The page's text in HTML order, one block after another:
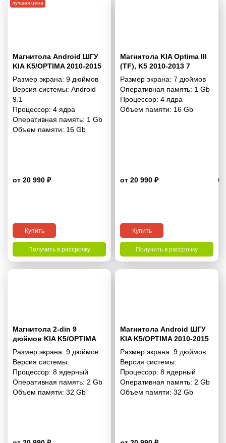
Магнитола Android ШГУ
KIA K5/OPTIMA 2010-2015
9 дюймов - 9.1 1/16 Гб
Simple
Размер экрана: 9 дюймов
Версия системы: Android
9.1
Процессор: 4 ядра
Оперативная память: 1 Gb
Объем памяти: 16 Gb
от 20 990 ₽ 4.9
Купить
Получить в рассрочку
лучшая цена
Магнитола KIA Optima III
(TF), K5 2010-2013 7
дюймов - 9.1 1/16 Гб
Simple
Размер экрана: 7 дюймов
Оперативная память: 1 Gb
Процессор: 4 ядра
Объем памяти: 16 Gb
от 20 990 ₽
Купить
Получить в рассрочку
Магнитола 2-din 9
дюймов KIA K5/OPTIMA
2010-2015 - 10.1 2/32 Гб
Simple
Размер экрана: 9 дюймов
Версия системы:
Процессор: 8 ядерный
Оперативная память: 2 Gb
Объем памяти: 32 Gb
Магнитола Android ШГУ
KIA K5/OPTIMA 2010-2015
9 дюймов - 10.1 2/32 Гб
Simple
Размер экрана: 9 дюймов
Версия системы:
Процессор: 8 ядерный
Оперативная память: 2 Gb
Объем памяти: 32 Gb